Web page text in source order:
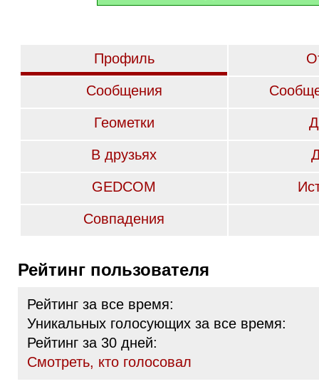
Профиль
Сообщения
Геометки
В друзьях
GEDCOM
Совпадения
Рейтинг пользователя
Рейтинг за все время:
Уникальных голосующих за все время:
Рейтинг за 30 дней:
Cмотреть, кто голосовал